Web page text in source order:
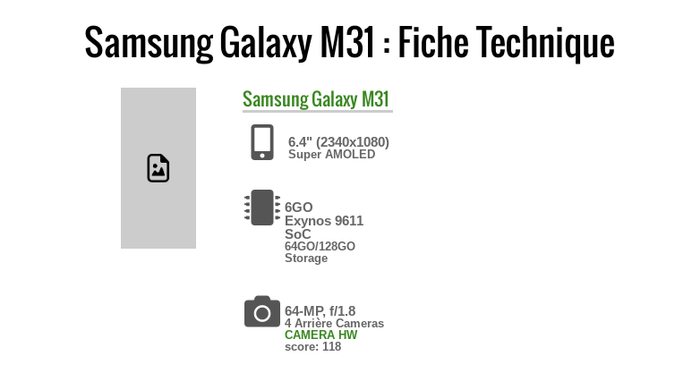
Samsung Galaxy M31 : Fiche Technique
SamsungGalaxy M31
6.4" (2340x1080)
Super AMOLED
6GO
Exynos 9611
SoC
64GO/128GO
Storage
64-MP, f/1.8
4 Arrière Cameras
CAMERA HW
score: 118